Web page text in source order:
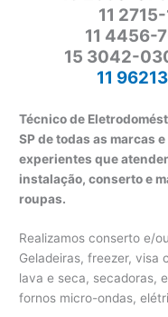
11
11 4456-
15 3042-
11
Técnico de
SP de todas as marcas
experientes que
instalação, conserto e
roupas.
Realizamos conserto e/
Geladeiras, freezer, visa
lava e seca, secadoras,
fornos micro-ondas,